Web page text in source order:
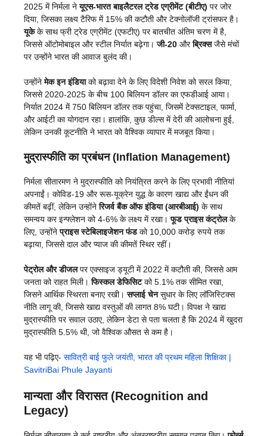
2025 में निर्मला नेयूएस-भारत बाइलैटरल ट्रेड एग्रीमेंट (बीटीए) पर जोर
दिया, जिसका लक्ष्य टैरिफ में 15% की कटौती और टेक्नोलॉजी ट्रांसफर है।
यूकेके साथ फ्री ट्रेड एग्रीमेंट (एफटीए) पर बातचीत अंतिम चरण में है,
जिससे ऑटोमोबाइल और स्टील निर्यात बढ़ेगा।जी-20 औरब्रिक्सजैसे मंचों
पर उन्होंने भारत की आवाज बुलंद की।
उन्होंनेमेक इन इंडियाको बढ़ावा देने के लिए विदेशी निवेश को सरल किया,
जिससे 2020-2025 के बीच 100 बिलियन डॉलर का एफडीआई आया।
निर्यात 2024 में 750 बिलियन डॉलर तक पहुंचा, जिसमें टेक्सटाइल, फार्मा,
और आईटी का योगदान रहा। हालांकि, कुछ डील्स में देरी की आलोचना हुई,
लेकिन उनकी कूटनीति ने भारत को वैश्विक व्यापार में मजबूत किया।
मुद्रास्फीति का प्रबंधन (Inflation Management)
निर्मला सीतारमण ने मुद्रास्फीति को नियंत्रित करने के लिए प्रभावी नीतियां
अपनाईं। कोविड-19 और रूस-यूक्रेन युद्ध के कारण खाद्य और ईंधन की
कीमतें बढ़ीं, लेकिन उन्होंनेरिजर्व बैंक ऑफ इंडिया (आरबीआई) के साथ
समन्वय कर इन्फ्लेशन को 4-6% के लक्ष्य में रखा।फूड प्राइस कंट्रोलके
लिए, उन्होंनेप्राइस स्टेबिलाइजेशन फंडको 10,000 करोड़ रुपये तक
बढ़ाया, जिससे दाल और प्याज की कीमतें स्थिर रहीं।
पेट्रोल और डीजलपर एक्साइज ड्यूटी में 2022 में कटौती की, जिससे आम
जनता को राहत मिली।फिस्कल डेफिसिटको 5.1% तक सीमित रखा,
जिसने आर्थिक स्थिरता बनाए रखी।सप्लाई चेनसुधार के लिए लॉजिस्टिक्स
नीति लागू की, जिससे खाद्य वस्तुओं की लागत 8% घटी। विपक्ष ने खाद्य
मुद्रास्फीति पर सवाल उठाए, लेकिन डेटा से पता चलता है कि 2024 में खुदरा
मुद्रास्फीति 5.5% थी, जो वैश्विक औसत से कम है।
यह भी पढ़िए- सावित्री बाई फुले जयंती, भारत की प्रथम महिला शिक्षिका |
SavitriBai Phule Jayanti
मान्यता और विरासत (Recognition and
Legacy)